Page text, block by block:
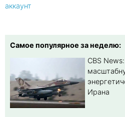
аккаунт
Самое популярное за неделю:
CBS
Ирана